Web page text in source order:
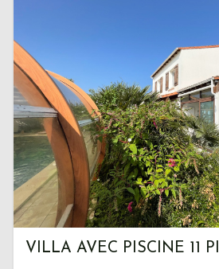
VILLA AVEC PISCINE 11